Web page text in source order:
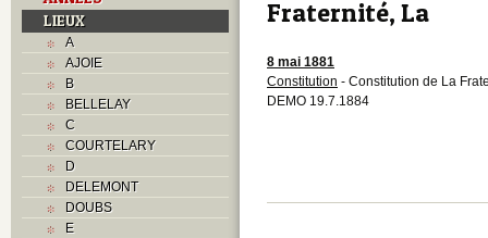
LIEUX
A
AJOIE
B
BELLELAY
C
COURTELARY
D
DELEMONT
DOUBS
E
Fraternité, La
8 mai 1881
Constitution - Constitution de La
DEMO 19.7.1884